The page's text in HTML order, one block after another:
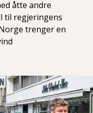
åtte andre
til regjeringens
trenger en